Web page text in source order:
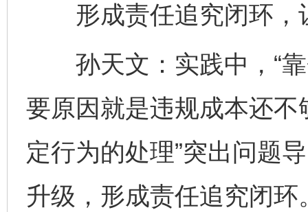
形成责任追究闭环，
孙天文：实践中，“靠
要原因就是违规成本还不
定行为的处理”突出问题
升级，形成责任追究闭环